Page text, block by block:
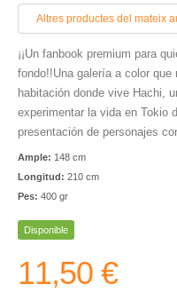
Altres productes del mateix
¡¡Un fanbook premium para
fondo!!Una galería a color
habitación donde vive Hachi,
experimentar la vida en Tokio
presentación de personajes
Ample: 148 cm
Longitud: 210 cm
Pes: 400 gr
Disponible
11,50 €